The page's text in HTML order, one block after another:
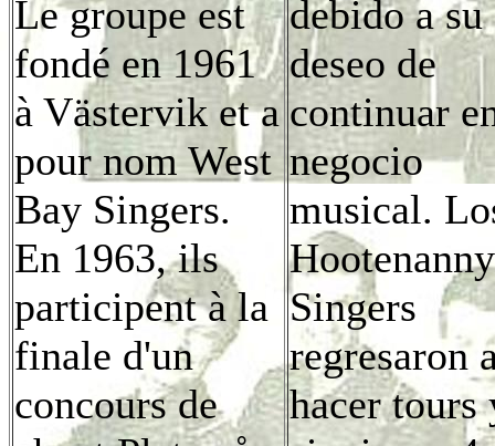
Le groupe est
fondé en 1961
à Västervik et a
pour nom West
Bay Singers.
En 1963, ils
participent à la
finale d'un
concours de
debido a su
deseo de
continuar
negocio
musical.
Hootenanny
Singers
regresaron
hacer tours